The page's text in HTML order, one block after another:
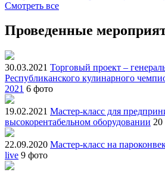
Смотреть все
Проведенные
30.03.2021 Торговый проект –
Республиканского кулинарного
2021 6 фото
19.02.2021 Мастер-класс для
высокорентабельном оборудовании 20
22.09.2020 Мастер-класс на
live 9 фото